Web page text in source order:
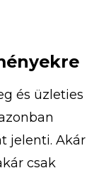
és üzleties
jelenti. Akár
csak